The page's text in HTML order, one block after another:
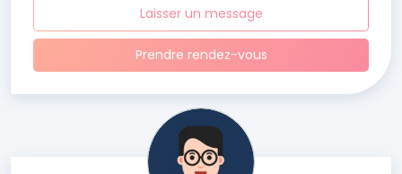
Laisser un message
Prendre rendez-vous